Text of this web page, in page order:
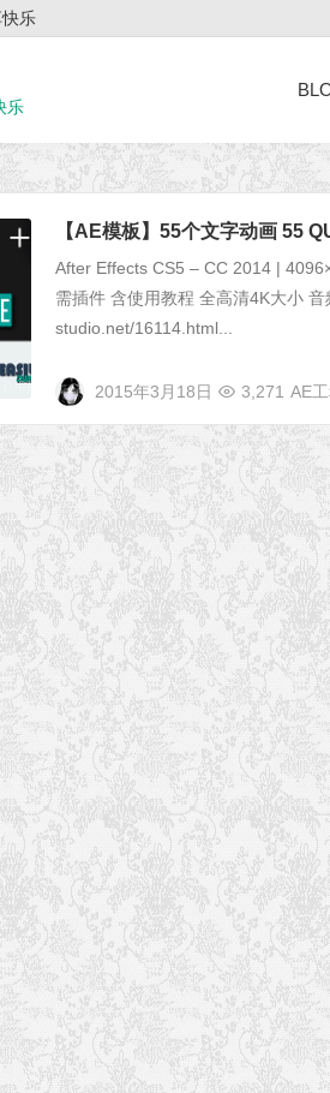
乐
乐
【AE模板】55个文字动画 55
After Effects CS5 – CC 2014 |
需插件 含使用教程 全高清4K大小
studio.net/16114.html...
2015年3月18日 3,271 AE
站访问异常公告